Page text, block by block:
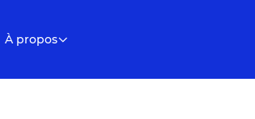
À propos